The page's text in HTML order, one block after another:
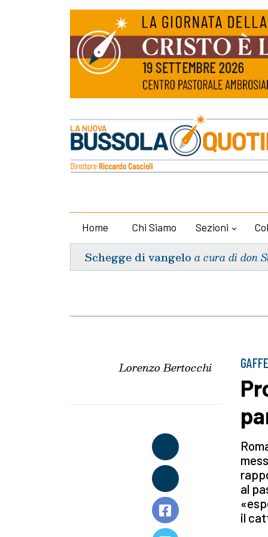
Home Chi Siamo Sezioni
Schegge di vangelo a cura di don
Lorenzo Bertocchi GAFFE
al
il